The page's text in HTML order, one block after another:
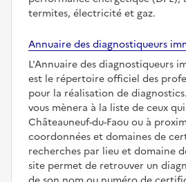
termites, électricité et gaz.
Annuaire des diagnostiqueurs
L'Annuaire des diagnostiqueurs
est le répertoire officiel des
pour la réalisation de
vous mènera à la liste de ceux
Châteauneuf-du-Faou ou à
coordonnées et domaines de
recherches par lieu et domaine
site permet de retrouver un